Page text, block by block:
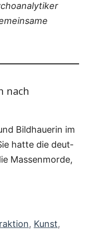
nach
Bild­haue­rin im
hat­te die deut­
Mas­sen­mor­de,
, Kunst,